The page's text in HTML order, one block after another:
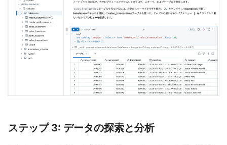
ステップ 3: データの探索と分析